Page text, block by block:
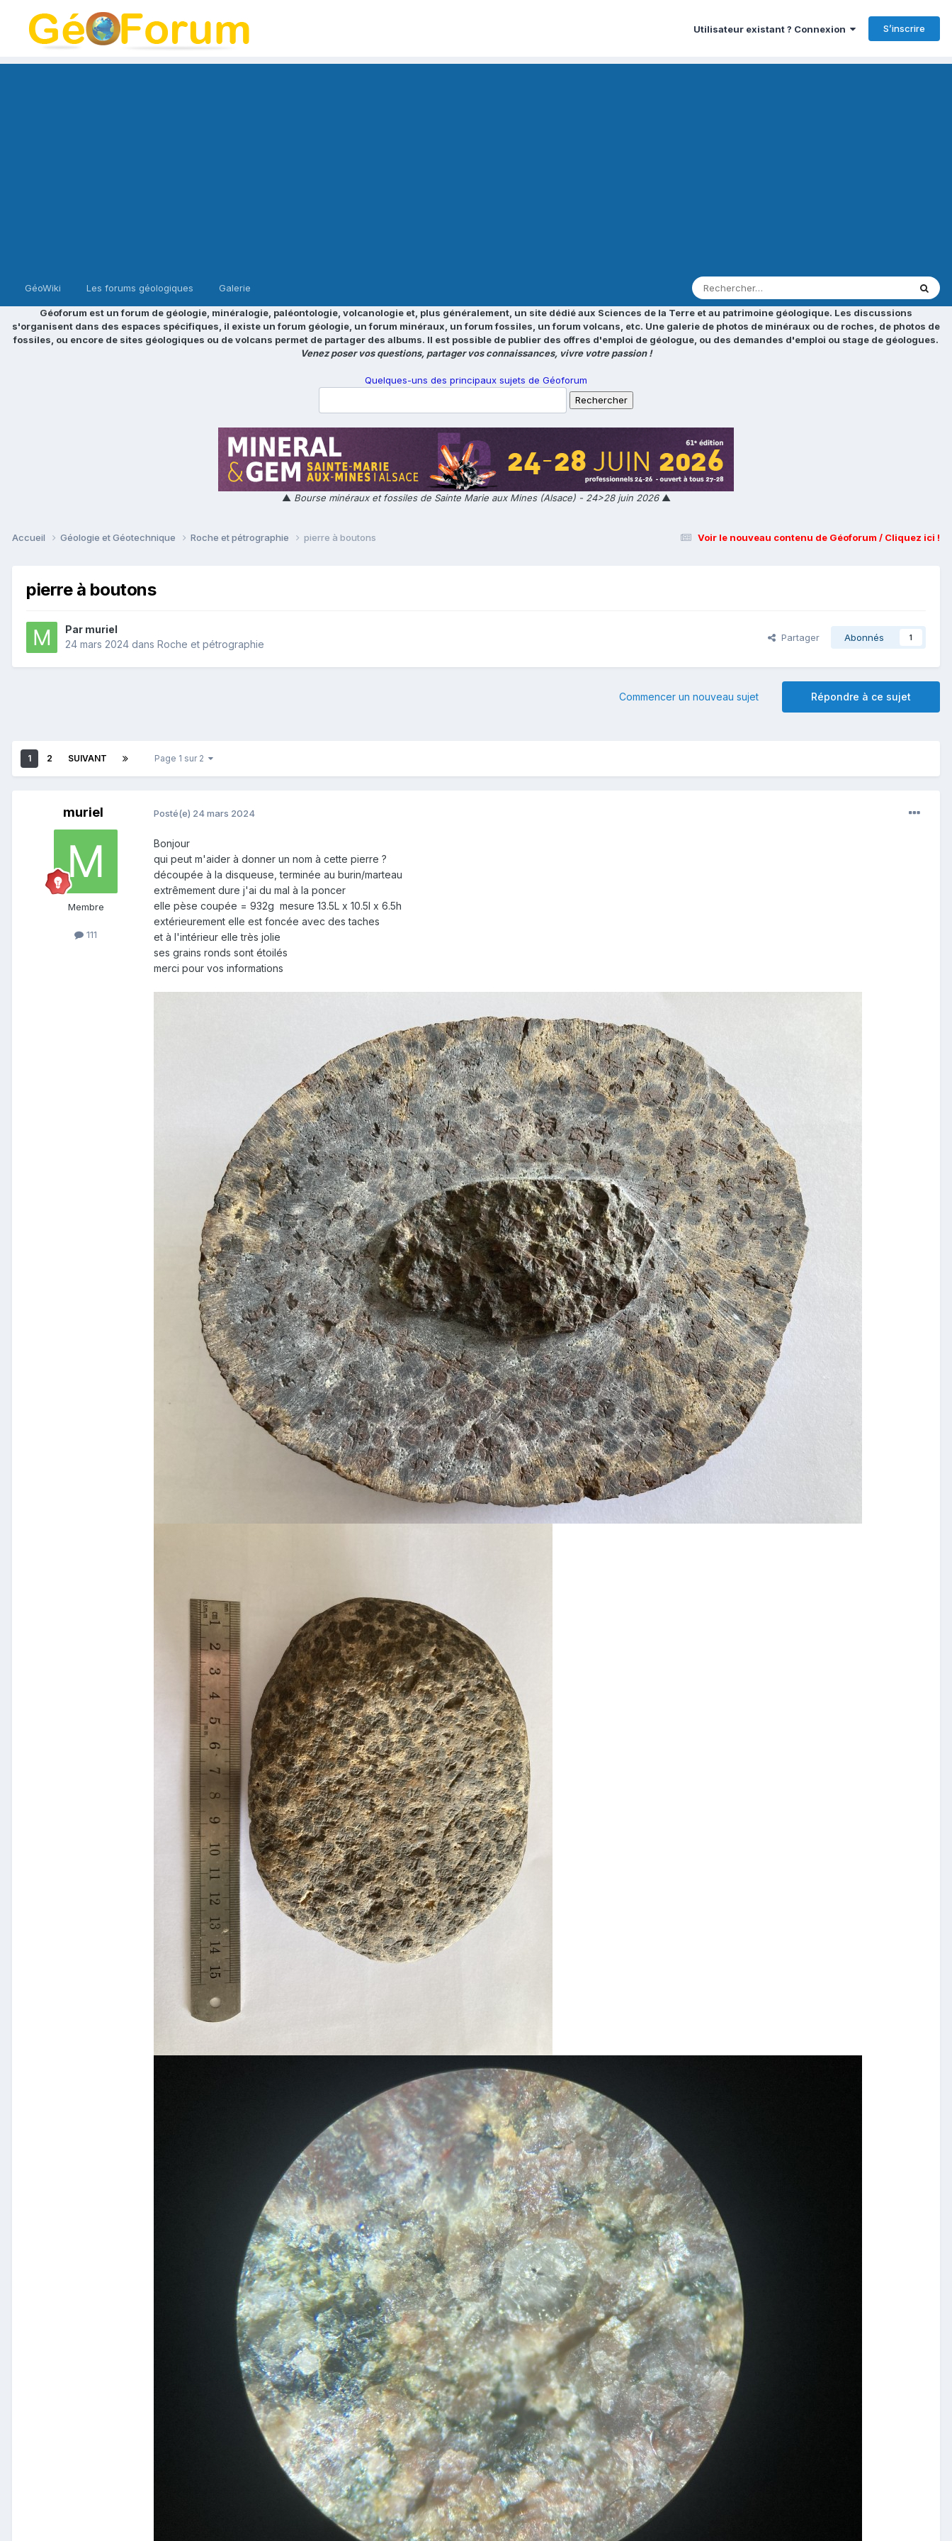
Utilisateur existant ? Connexion S’inscrire
GéoWiki Les forums géologiques Galerie
Géoforum est un forum de géologie, minéralogie, paléontologie, volcanologie et, plus généralement, un site dédié aux Sciences de la Terre et au patrimoine géologique. Les discussions
s'organisent dans des espaces spécifiques, il existe un forum géologie, un forum minéraux, un forum fossiles, un forum volcans, etc. Une galerie de photos de minéraux ou de roches, de photos de
fossiles, ou encore de sites géologiques ou de volcans permet de partager des albums. Il est possible de publier des offres d'emploi de géologue, ou des demandes d'emploi ou stage de géologues.
Venez poser vos questions, partager vos connaissances, vivre votre passion !
Quelques-uns des principaux sujets de Géoforum
▲ Bourse minéraux et fossiles de Sainte Marie aux Mines (Alsace) - 24>28 juin 2026▲
Voir le nouveau contenu de Géoforum / Cliquez ici !
Accueil Géologie et Géotechnique Roche et pétrographie pierre à boutons
pierre à boutons
Par muriel
24 mars 2024 dans Roche et pétrographie
Partager Abonnés 1
Répondre à ce sujet
Commencer un nouveau sujet
1 2 SUIVANT Page 1 sur 2
muriel
Membre
111
Posté(e) 24 mars 2024
Bonjour
qui peut m'aider à donner un nom à cette pierre ?
découpée à la disqueuse, terminée au burin/marteau
extrêmement dure j'ai du mal à la poncer
elle pèse coupée = 932g mesure 13.5L x 10.5l x 6.5h
extérieurement elle est foncée avec des taches
et à l'intérieur elle très jolie
ses grains ronds sont étoilés
merci pour vos informations